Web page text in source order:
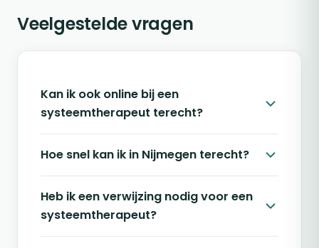
Veelgestelde vragen
Kan ik ook online bij een
systeemtherapeut terecht?
Hoe snel kan ik in Nijmegen terecht?
Heb ik een verwijzing nodig voor een
systeemtherapeut?